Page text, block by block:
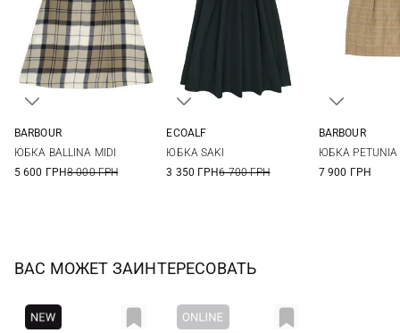
BARBOUR
ЮБКА BALLINA MIDI
5 600 ГРН8 000 ГРН
ECOALF
ЮБКА SAKI
3 350 ГРН6 700 ГРН
BARBOUR
ЮБКА PETUNIA
7 900 ГРН
ВАС МОЖЕТ ЗАИНТЕРЕСОВАТЬ